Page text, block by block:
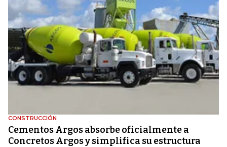
CONSTRUCCIÓN
Cementos Argos absorbe oficialmente a
Concretos Argos y simplifica su estructura